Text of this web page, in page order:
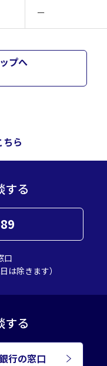
ー
プへ
ちら
する
口
は除きます）
する
行の窓口